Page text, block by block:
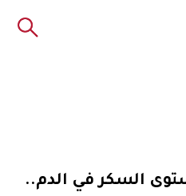
السكر في الدم..